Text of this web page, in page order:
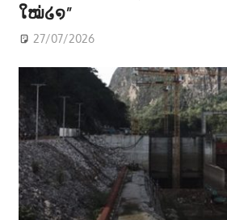
ໃໝ່໒໑”
27/07/2026